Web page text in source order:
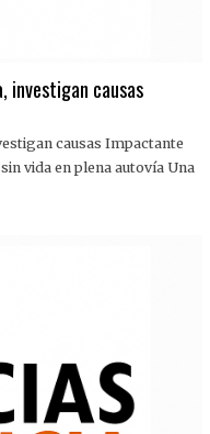
investigan causas
causas Impactante
vida en plena autovía Una